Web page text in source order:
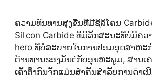
ຄວາມທົນທານສູງຂື້ນທີ່ມີຊິລິໂຄນ
Silicon Carbide ທີ່ມີລັກສະນະທີ່ບໍ່ມີຄວ
hero ທີ່ບໍ່ສະບາຍໃນການປອມອຸດສາຫະ
ຕ້ານທານຂອງມັນຕໍ່ກັບອຸນຫະພູມ, ສານເ
ເຄັ່ງຕຶງກົນຈັກແມ່ນສໍາຄັນສໍາລັບການດໍາເ